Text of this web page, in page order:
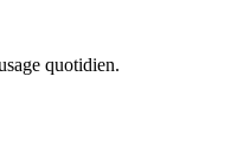
quotidien.